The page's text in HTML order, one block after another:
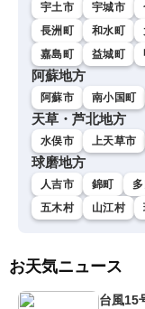
宇土市
宇城市
長洲町
和水町
嘉島町
益城町
阿蘇地方
阿蘇市 南小国町
天草・芦北地方
水俣市 上天草市
球磨地方
人吉市 錦町
五木村
山江村
お天気ニュース
台風15